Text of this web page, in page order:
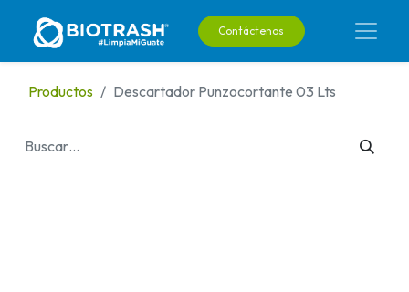
Contáctenos
Productos Descartador Punzocortante 03 Lts